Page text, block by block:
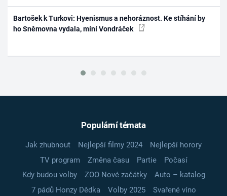
Bartošek k Turkovi: Hyenismus a nehoráznost. Ke stíhání by
ho Sněmovna vydala, míní Vondráček
Populární témata
Jak zhubnout Nejlepší filmy 2024
Nejlepší horory
TV program
Změna času Partie
Počasí
Kdy budou volby
ZOO Nové začátky
Auto – katalog
7 pádů Honzy Dědka
Volby 2025
Svařené víno